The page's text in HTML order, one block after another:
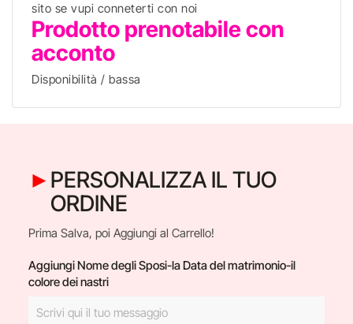
sito se vupi conneterti con noi
Prodotto prenotabile con
acconto
Disponibilità / bassa
PERSONALIZZA IL TUO
ORDINE
Prima Salva, poi Aggiungi al Carrello!
Aggiungi Nome degli Sposi-la Data del matrimonio-il
colore dei nastri